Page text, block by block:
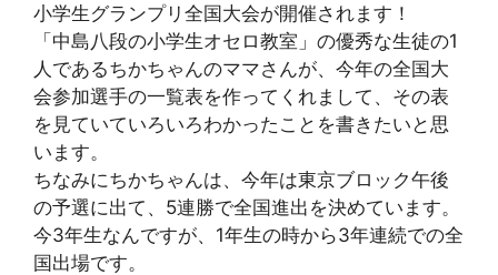
小学生グランプリ全国大会が開催されます！
「中島八段の小学生オセロ教室」の優秀な生徒の1
人であるちかちゃんのママさんが、今年の全国大
会参加選手の一覧表を作ってくれまして、その表
を見ていていろいろわかったことを書きたいと思
います。
ちなみにちかちゃんは、今年は東京ブロック午後
の予選に出て、5連勝で全国進出を決めています。
今3年生なんですが、1年生の時から3年連続での全
国出場です。